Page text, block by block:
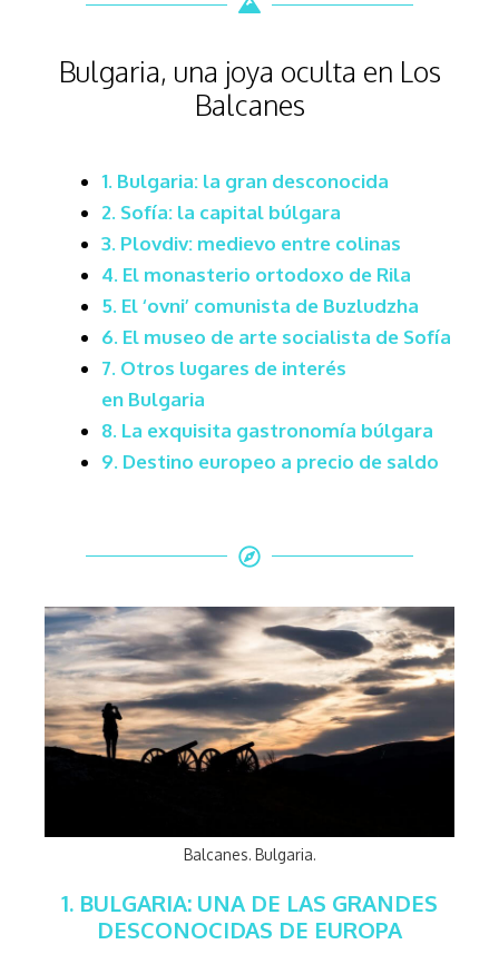
Bulgaria, una joya oculta en Los
Balcanes
1. Bulgaria: la gran desconocida
2. Sofía: la capital búlgara
3. Plovdiv: medievo entre colinas
4. El monasterio ortodoxo de Rila
5. El ‘ovni’ comunista de Buzludzha
6. El museo de arte socialista de Sofía
7. Otros lugares de interés
en Bulgaria
8. La exquisita gastronomía búlgara
9. Destino europeo a precio de saldo
Balcanes. Bulgaria.
1. BULGARIA: UNA DE LAS GRANDES
DESCONOCIDAS DE EUROPA